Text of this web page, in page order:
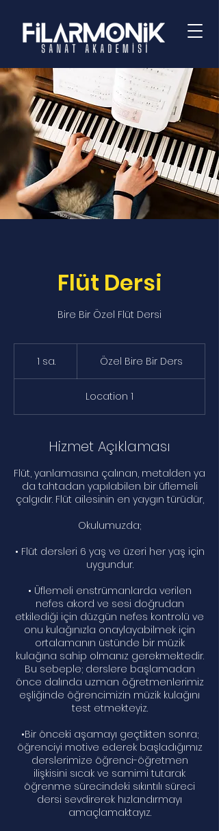
Flüt Dersi
Bire Bir Özel Flüt Dersi
1 sa.1
Özel Bire Bir Ders
Location 1
Hizmet Açıklaması
Flüt, yanlamasına çalınan, metalden ya
da tahtadan yapılabilen bir üflemeli
çalgıdır. Flüt ailesinin en yaygın türüdür,
Okulumuzda;
• Flüt dersleri 6 yaş ve üzeri her yaş için
uygundur.
• Üflemeli enstrümanlarda verilen
nefes akord ve sesi doğrudan
etkilediği için düzgün nefes kontrolü ve
onu kulağınızla onaylayabilmek için
ortalamanın üstünde bir müzik
kulağına sahip olmanız gerekmektedir.
Bu sebeple; derslere başlamadan
önce dalında uzman öğretmenlerimiz
eşliğinde öğrencimizin müzik kulağını
test etmekteyiz.
•Bir önceki aşamayı geçtikten sonra;
öğrenciyi motive ederek başladığımız
derslerimize öğrenci-öğretmen
ilişkisini sıcak ve samimi tutarak
öğrenme sürecindeki sıkıntılı süreci
dersi sevdirerek hızlandırmayı
amaçlamaktayız.